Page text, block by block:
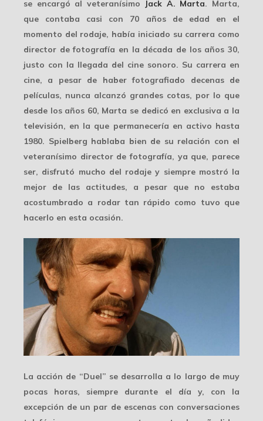
se encargó al veteranísimo
Jack A. Marta. Marta,
que contaba casi con 70 añosde edad en el
momento del rodaje, había iniciado su carrera como
director de fotografía en la década de los años 30,
justo con la llegada del cine sonoro. Su carrera en
cine, a pesar de haber fotografiado decenas de
películas, nunca alcanzó grandes cotas, por lo que
desde los años 60, Marta se dedicó en exclusiva a la
televisión, en la que permanecería en activo hasta
1980. Spielberg hablaba bien de su relación con el
veteranísimo director de fotografía, ya que, parece
ser, disfrutó mucho del rodaje y siempre mostró la
mejor de las actitudes, a pesar que no estaba
acostumbrado a rodar tan rápido como tuvo que
hacerlo en esta ocasión.
La acción de “Duel” se desarrolla a lo largo de muy
pocas horas, siempre durante el día y, con la
excepción de un par de escenas con conversaciones